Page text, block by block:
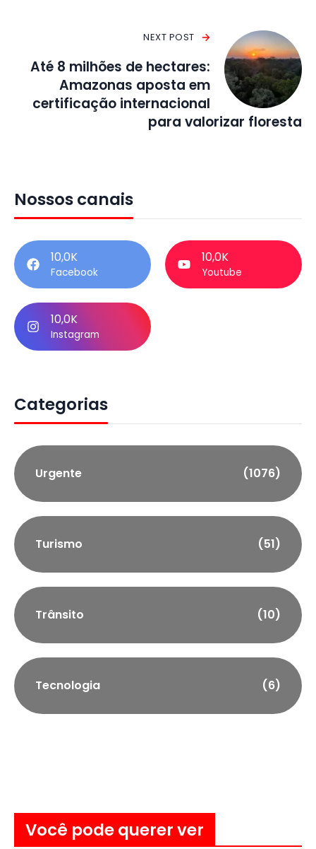
NEXT POST
Até 8 milhões de hectares:
Amazonas aposta em
certificação internacional
para valorizar floresta
Nossos canais
10,0K
Facebook
10,0K
Youtube
10,0K
Instagram
Categorias
Urgente (1076)
Turismo (51)
Trânsito (10)
Tecnologia (6)
Você pode querer ver